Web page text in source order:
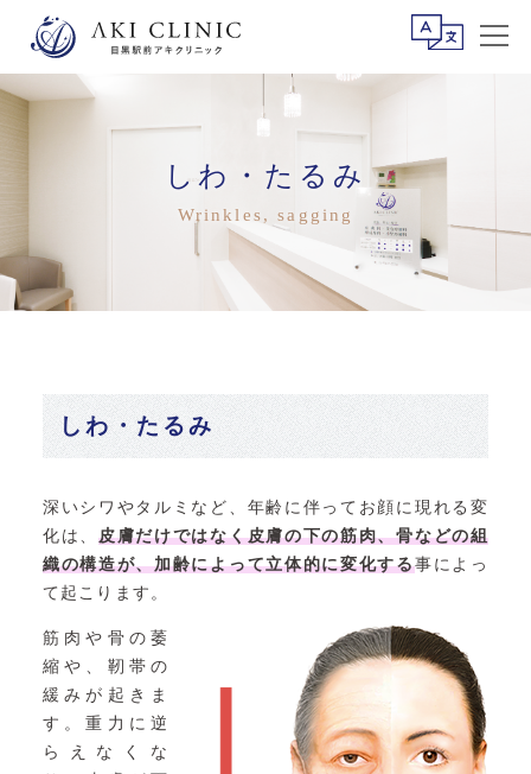
しわ・たるみ
Wrinkles, sagging
しわ・たるみ
深いシワやタルミなど、年齢に伴ってお顔に現れる変
化は、 皮膚だけではなく皮膚の下の筋肉、骨などの組
織の構造が、加齢によって立体的に変化する事によっ
て起こります。
筋肉や骨の萎
縮や、靭帯の
緩みが起きま
す。重力に逆
らえなくな